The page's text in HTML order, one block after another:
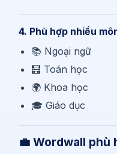
4. Phù hợp nhiều
📚 Ngoại ngữ
🧮 Toán học
🌍 Khoa học
🎓 Giáo dục
💼 Wordwall phù